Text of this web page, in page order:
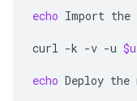
echo Import the
curl -k -v -u
echo Deploy the